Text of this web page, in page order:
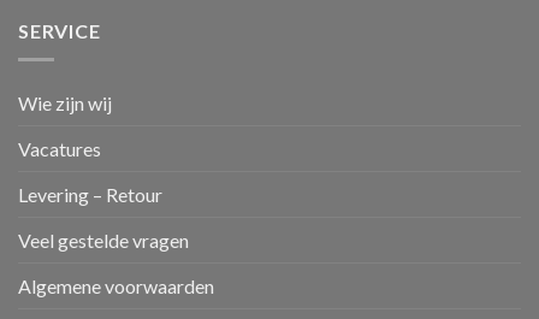
SERVICE
Wie zijn wij
Vacatures
Levering – Retour
Veel gestelde vragen
Algemene voorwaarden